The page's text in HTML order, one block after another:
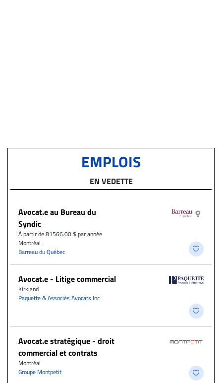
EMPLOIS
EN VEDETTE
Avocat.e au Bureau du
Syndic
À partir de 81566.00 $ par année
Montréal
Barreau du Québec
Avocat.e - Litige commercial
Kirkland
Paquette & Associés Avocats Inc
Avocat.e stratégique - droit
commercial et contrats
Montréal
Groupe Montpetit